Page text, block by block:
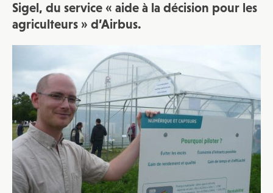
Sigel, du service « aide à la décision pour les
agriculteurs » d’Airbus.